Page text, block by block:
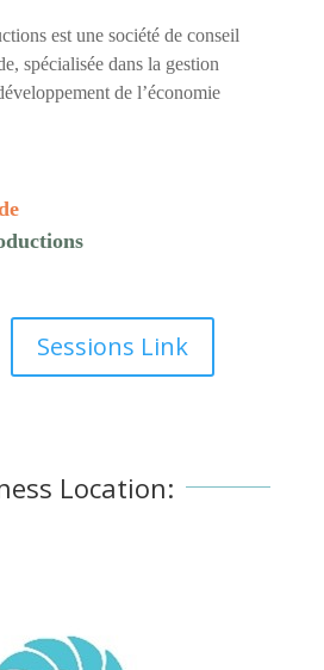
est une société de conseil
spécialisée dans la gestion
de l’économie
Sessions Link
Location: